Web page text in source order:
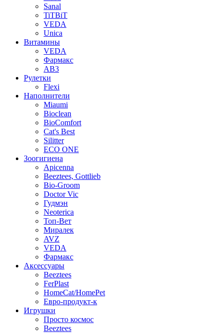
Sanal
TiTBiT
VEDA
Unica
Витамины
VEDA
Фармакс
АВ3
Рулетки
Flexi
Наполнители
Miaumi
Bioclean
BioComfort
Cat's Best
Silitter
ECO ONE
Зоогигиена
Apicenna
Beeztees, Gottlieb
Bio-Groom
Doctor Vic
Гудмэн
Neoterica
Топ-Вет
Миралек
AVZ
VEDA
Фармакс
Аксессуары
Beeztees
FerPlast
HomeCat/HomePet
Евро-продукт-к
Игрушки
Просто космос
Beeztees